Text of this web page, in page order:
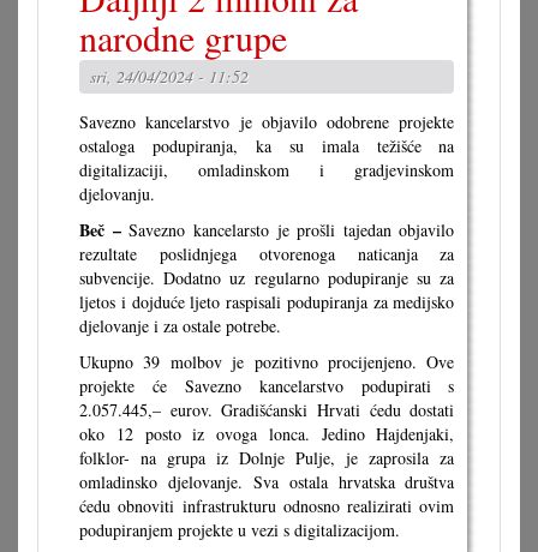
narodne grupe
sri, 24/04/2024 - 11:52
Savezno kancelarstvo je objavilo odobrene projekte
ostaloga podupiranja, ka su imala težišće na
digitalizaciji, omladinskom i gradjevinskom
djelovanju.
Beč –Savezno kancelarsto je prošli tajedan objavilo
rezultate poslidnjega otvorenoga naticanja za
subvencije. Dodatno uz regularno podupiranje su za
ljetos i dojduće ljeto raspisali podupiranja za medijsko
djelovanje i za ostale potrebe.
Ukupno 39 molbov je pozitivno procijenjeno. Ove
projekte će Savezno kancelarstvo podupirati s
2.057.445,– eurov. Gradišćanski Hrvati ćedu dostati
oko 12 posto iz ovoga lonca. Jedino Hajdenjaki,
folklor- na grupa iz Dolnje Pulje, je zaprosila za
omladinsko djelovanje. Sva ostala hrvatska društva
ćedu obnoviti infrastrukturu odnosno realizirati ovim
podupiranjem projekte u vezi s digitalizacijom.